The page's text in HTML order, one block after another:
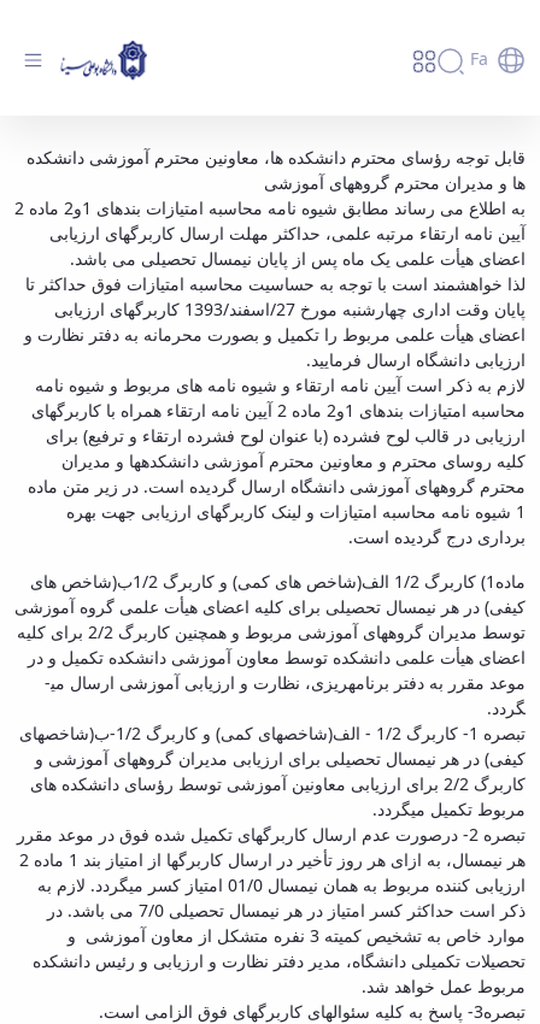
Fa
اطلاعیه گروه ‌نظارت و ارزیابی دانشگاه در
خصوص تکمیل کاربرگهای ارزیابی اعضای هیأت
علمی در نیمسال 931 - دانشگاه بوعلی سینا
همدان
قابل توجه رؤسای محترم دانشکده ها، معاونین محترم آموزشی دانشکده
ها و مدیران محترم گروه­های آموزشی
به اطلاع می رساند مطابق شیوه نامه محاسبه امتیازات بندهای 1و2 ماده 2
آیین نامه ارتقاء مرتبه علمی، حداکثر مهلت ارسال کاربرگهای ارزیابی
اعضای هیأت علمی یک ماه پس از پایان نیمسال تحصیلی می باشد.
لذا خواهشمند است با توجه به حساسیت محاسبه امتیازات فوق حداکثر تا
پایان وقت اداری چهارشنبه مورخ 27/اسفند/1393 کاربرگهای ارزیابی
اعضای هیأت علمی مربوط را تکمیل و بصورت محرمانه به دفتر نظارت و
ارزیابی دانشگاه ارسال فرمایید.
لازم به ذکر است آیین نامه ارتقاء و شیوه نامه های مربوط و شیوه نامه
محاسبه امتیازات بندهای 1و2 ماده 2 آیین نامه ارتقاء همراه با کاربرگهای
ارزیابی در قالب لوح فشرده (با عنوان لوح فشرده ارتقاء و ترفیع) برای
کلیه روسای محترم و معاونین محترم آموزشی دانشکده­ها و مدیران
محترم گروه­های آموزشی دانشگاه ارسال گردیده است. در زیر متن ماده
1 شیوه نامه محاسبه امتیازات و لینک کاربرگهای ارزیابی جهت بهره
برداری درج گردیده است.
ماده1)
کاربرگ 1/2 الف(شاخص های کمی) و
کاربرگ 1/2ب(شاخص های
کیفی) در هر نیمسال تحصیلی برای کلیه اعضای هیأت علمی گروه آموزشی
توسط مدیران گروه­های آموزشی مربوط و همچنین کاربرگ 2/2
برای کلیه
اعضای هیأت علمی دانشکده توسط معاون آموزشی دانشکده تکمیل و در
موعد مقرر به دفتر برنامه­ریزی، نظارت و ارزیابی آموزشی ارسال می­
گردد.
تبصره 1-
کاربرگ 1/2 - الف(شاخص­های کمی) و
کاربرگ 1/2-ب(شاخص­های
کیفی) در هر نیمسال تحصیلی برای ارزیابی مدیران گروههای آموزشی و
کاربرگ 2/2
برای ارزیابی معاونین آموزشی توسط رؤسای دانشکده های
مربوط تکمیل می­گردد.
تبصره 2-
درصورت عدم ارسال کاربرگهای تکمیل شده فوق در موعد مقرر
هر نیمسال، به ازای هر روز تأخیر در ارسال کاربرگها از امتیاز بند 1 ماده 2
ارزیابی کننده مربوط به همان نیمسال 01/0 امتیاز کسر می­گردد. لازم به
ذکر است حداکثر کسر امتیاز در هر نیمسال تحصیلی 7/0 می باشد. در
موارد خاص به تشخیص کمیته 3 نفره متشکل از معاون آموزشی و
تحصیلات تکمیلی دانشگاه، مدیر دفتر نظارت و ارزیابی و رئیس دانشکده
مربوط عمل خواهد شد.
تبصره3-
پاسخ به کلیه سئوالهای کاربرگ­های فوق الزامی است.